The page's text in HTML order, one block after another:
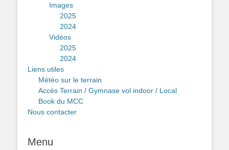
Images
2025
2024
Vidéos
2025
2024
Liens utiles
Météo sur le terrain
Accès Terrain / Gymnase vol indoor / Local
Book du MCC
Nous contacter
Menu